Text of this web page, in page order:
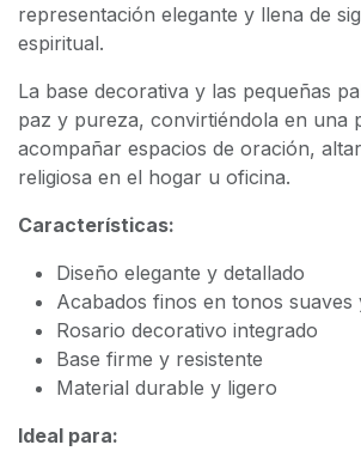
representación elegante y llena de
espiritual.
La base decorativa y las pequeñas
paz y pureza, convirtiéndola en una
acompañar espacios de oración,
religiosa en el hogar u oficina.
Características:
Diseño elegante y detallado
Acabados finos en tonos suaves
Rosario decorativo integrado
Base firme y resistente
Material durable y ligero
Ideal para: